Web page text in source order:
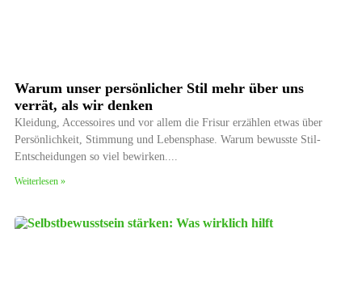
Warum unser persönlicher Stil mehr über uns
verrät, als wir denken
Kleidung, Accessoires und vor allem die Frisur erzählen etwas über
Persönlichkeit, Stimmung und Lebensphase. Warum bewusste Stil-
Entscheidungen so viel bewirken.
Weiterlesen »